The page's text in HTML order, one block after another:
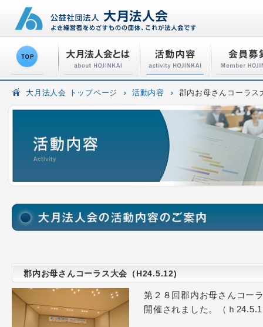
大月法人会 トップページ 活動内容 郡内お母さんコーラス
郡内お母さんコーラス大会（H24.5.12)
第２８回郡内お母さんコー
開催されました。（ｈ